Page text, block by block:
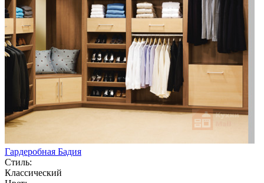
Гардеробная Бадия
Стиль:
Классический